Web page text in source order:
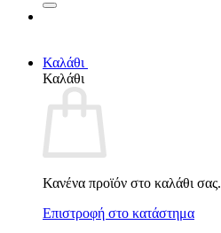
Καλάθι
Καλάθι
Κανένα προϊόν στο καλάθι σας.
Επιστροφή στο κατάστημα